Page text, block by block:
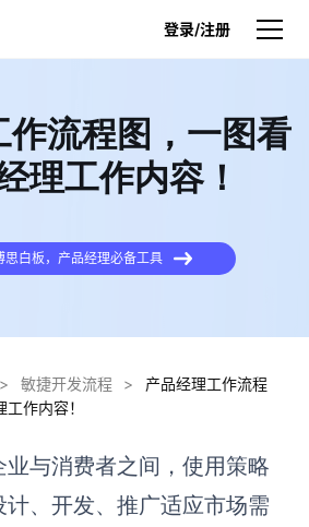
登录/注册
线版
计工具
作流程图，一图看
理工作内容！
思白板，产品经理必备工具
> 敏捷开发流程 >
产品经理工作流程
作内容！
与消费者之间，使用策略
、开发、推广适应市场需